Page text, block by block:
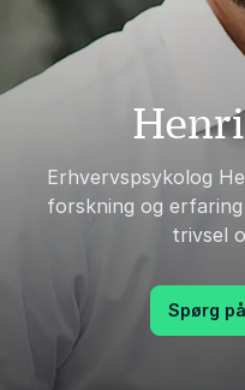
Erhvervspsykolog
forskning og
trivsel
Spørg